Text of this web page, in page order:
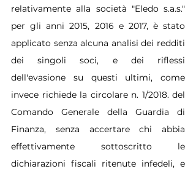
relativamente alla società "Eledo s.a.s."
per gli anni 2015, 2016 e 2017, è stato
applicato senza alcuna analisi dei redditi
dei singoli soci, e dei riflessi
dell'evasione su questi ultimi, come
invece richiede la circolare n. 1/2018. del
Comando Generale della Guardia di
Finanza, senza accertare chi abbia
effettivamente sottoscritto le
dichiarazioni fiscali ritenute infedeli, e